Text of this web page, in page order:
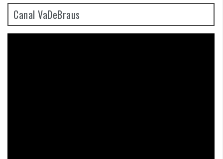
Canal VaDeBraus